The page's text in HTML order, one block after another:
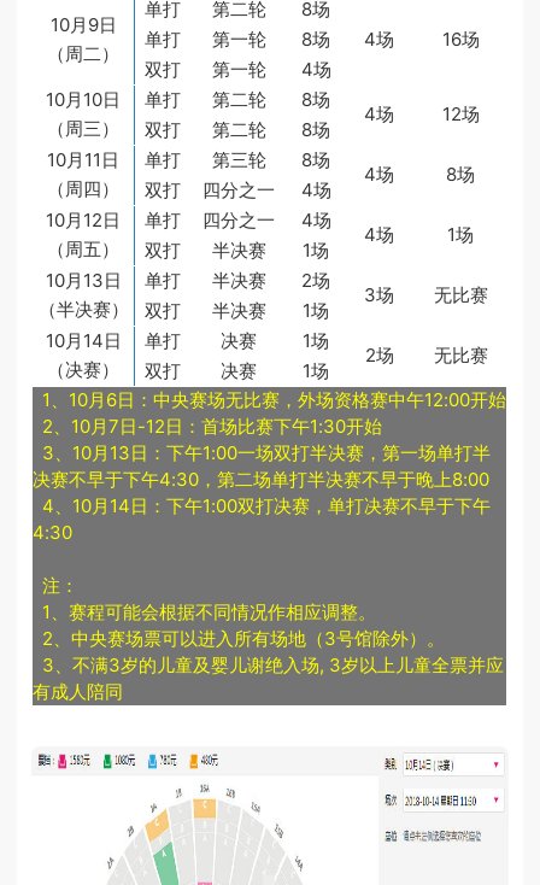
10月9日
（周二）
单打 第二轮
8场
4场
16场
单打 第一轮
8场
双打
第一轮
4场
10月10日
（周三）
单打 第二轮 8场
4场 12场
双打 第二轮
8场
10月11日
（周四）
单打 第三轮 8场
4场 8场
双打 四分之一
4场
10月12日
（周五）
单打 四分之一 4场
4场 1场
双打 半决赛
1场
10月13日
（半决赛）
单打 半决赛 2场
3场 无比赛
双打 半决赛
1场
10月14日
（决赛）
单打 决赛 1场
2场 无比赛
双打 决赛
1场
1、10月6日：中央赛场无比赛，外场资格赛中午12:00开始
2、10月7日-12日：首场比赛下午1:30开始
3、10月13日：下午1:00一场双打半决赛，第一场单打半
决赛不早于下午4:30，第二场单打半决赛不早于晚上8:00
4、10月14日：下午1:00双打决赛，单打决赛不早于下午
4:30
注：
1、赛程可能会根据不同情况作相应调整。
2、中央赛场票可以进入所有场地（3号馆除外）。
3、不满3岁的儿童及婴儿谢绝入场, 3岁以上儿童全票并应
有成人陪同